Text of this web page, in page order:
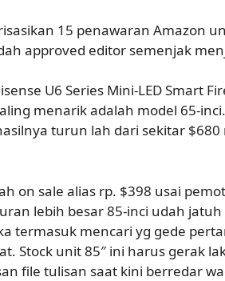
15 penawaran Amazon
approved editor semenjak
U6 Series Mini-LED Smart
menarik adalah model 65-
turun lah dari sekitar
on sale alias rp. $398 usai
lebih besar 85-inci udah jatuh
termasuk mencari yg gede
Stock unit 85″ ini harus gerak
file tulisan saat kini berredar